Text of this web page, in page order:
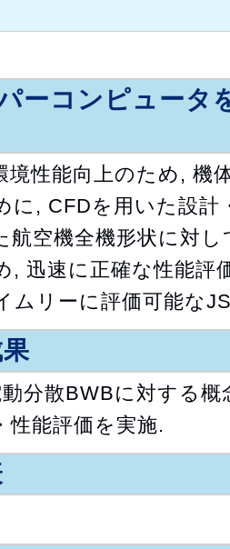
ーコンピュータ
境性能向上のため, 機
に, CFDを用いた設計
航空機全機形状に対
, 迅速に正確な性能評
ムリーに評価可能な
分散BWBに対する
性能評価を実施.